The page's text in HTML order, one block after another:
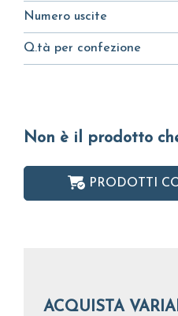
Numero uscite
Q.tà per confezione
Non è il prodotto
PRODOTTI
ACQUISTA VARIANTI DEL